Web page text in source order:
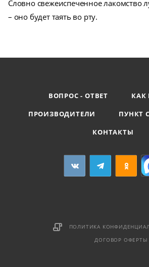
Словно свежеиспеченное лакомство
– оно будет таять во рту.
ВОПРОС - ОТВЕТ
КАК
ПРОИЗВОДИТЕЛИ
ПУНКТ
КОНТАКТЫ
ПОЛИТИКА
ДОГОВОР ОФЕРТЫ